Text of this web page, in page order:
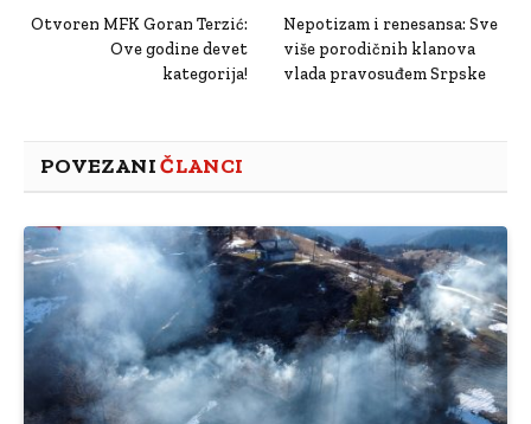
Otvoren MFK Goran Terzić:
Ove godine devet
kategorija!
Nepotizam i renesansa: Sve
više porodičnih klanova
vlada pravosuđem Srpske
POVEZANIČLANCI